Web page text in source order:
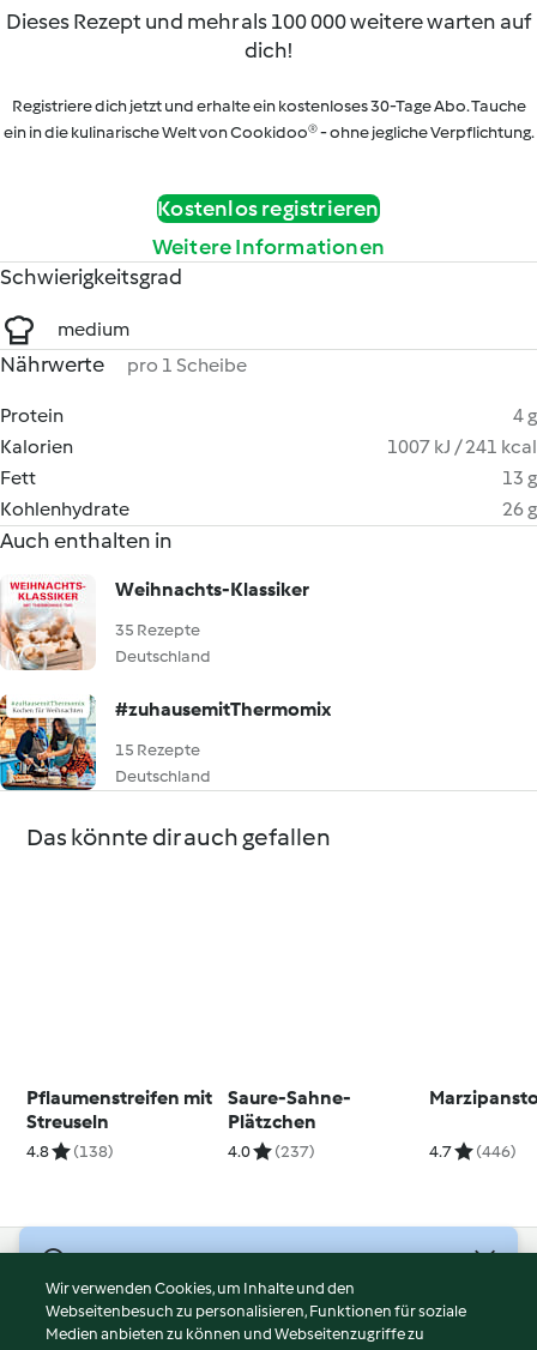
Dieses Rezept und mehr als 100 000 weitere warten auf
dich!
Registriere dich jetzt und erhalte ein kostenloses 30-Tage Abo. Tauche
ein in die kulinarische Welt von Cookidoo® - ohne jegliche Verpflichtung.
Kostenlos registrieren
Weitere Informationen
Schwierigkeitsgrad
medium
Nährwerte pro 1 Scheibe
Protein
4 g
Kalorien
1007 kJ / 241 kcal
Fett
13 g
Kohlenhydrate
26 g
Auch enthalten in
Weihnachts-Klassiker
35 Rezepte
Deutschland
#zuhausemitThermomix
15 Rezepte
Deutschland
Das könnte dir auch gefallen
Pflaumenstreifen mit
Streuseln
4.8 (138)
Saure-Sahne-
Plätzchen
4.0 (237) 4.7 (446)
Nutzungsbedingungen
Wir verwenden Cookies, um Inhalte und den
Webseitenbesuch zu personalisieren, Funktionen für soziale
Medien anbieten zu können und Webseitenzugriffe zu